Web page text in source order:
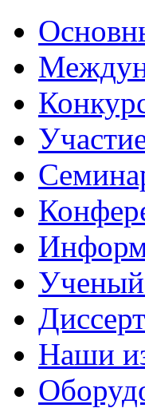
Ученый
Наши